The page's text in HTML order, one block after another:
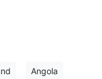
Angola